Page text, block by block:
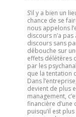
S’il y a bien un
chance de se
nous appelons
discours n’a
discours sans
débouche sur
effets délétères
par les
que la tentation
Dans
devient de plus
management,
financière d’une
puisqu’il est